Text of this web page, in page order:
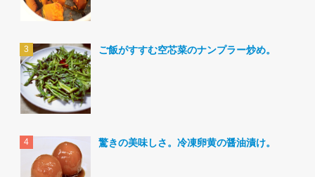
ご飯がすすむ空芯菜のナンプラー炒め。
驚きの美味しさ。冷凍卵黄の醤油漬け。